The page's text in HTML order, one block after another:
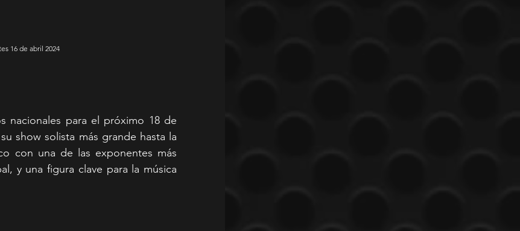
16 de abril 2024
nacionales para el próximo 18 de
show solista más grande hasta la
con una de las exponentes más
y una figura clave para la música